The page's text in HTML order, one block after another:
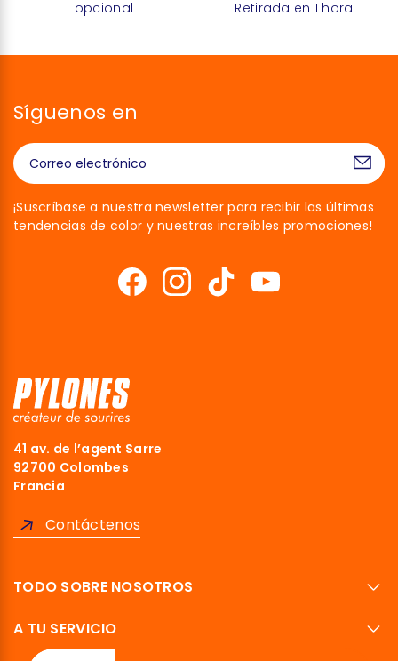
opcional
Retirada en 1 hora
Síguenos en
¡Suscríbase a nuestra newsletter para recibir las últimas
tendencias de color y nuestras increíbles promociones!
41 av. de l’agent Sarre
92700 Colombes
Francia
Contáctenos
TODO SOBRE NOSOTROS
A TU SERVICIO